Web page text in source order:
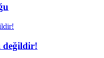
değildir!